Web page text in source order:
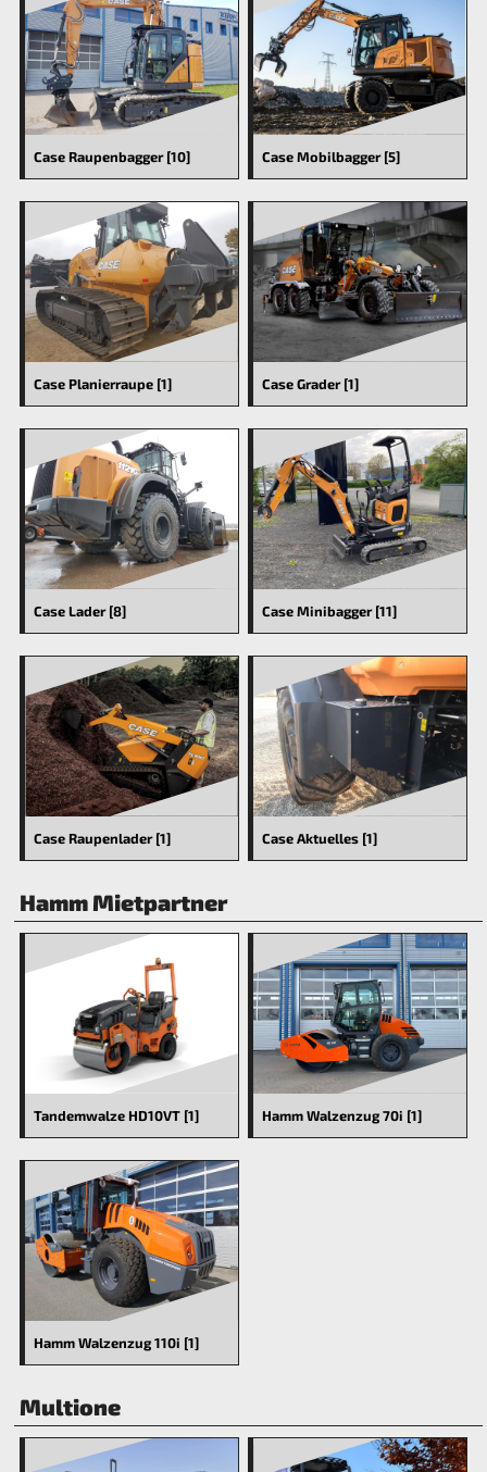
Case Raupenbagger [10] Case Mobilbagger [5]
Case Planierraupe [1] Case Grader [1]
Case Lader [8] Case Minibagger [11]
Case Raupenlader [1] Case Aktuelles [1]
Hamm Mietpartner
Tandemwalze HD10VT [1] Hamm Walzenzug 70i [1]
Hamm Walzenzug 110i [1]
Multione